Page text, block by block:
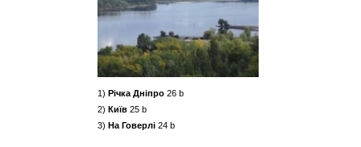
1) Річка Дніпро 26 b
2) Київ 25 b
3) На Говерлі 24 b